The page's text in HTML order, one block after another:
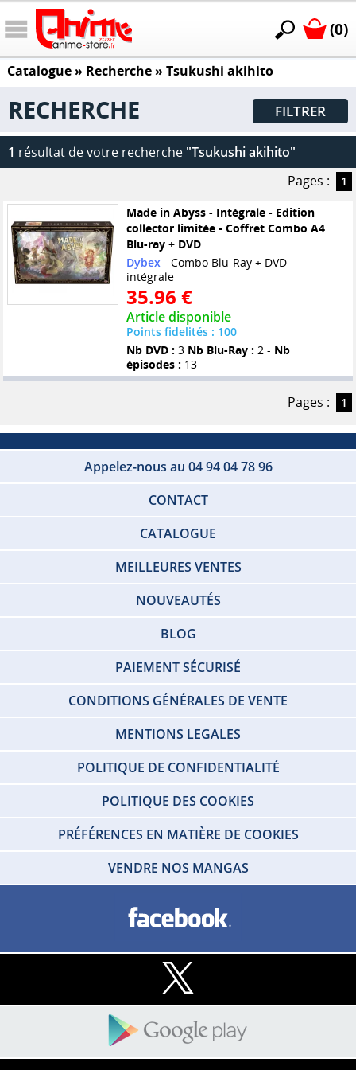
(0)
Catalogue» Recherche » Tsukushi akihito
RECHERCHE FILTRER
1 résultat de votre recherche "Tsukushi akihito"
Pages :
1
Made in Abyss - Intégrale - Edition
collector limitée - Coffret Combo A4
Blu-ray + DVD
Dybex- Combo Blu-Ray + DVD -
intégrale
35.96 €
Article disponible
Points fidelités : 100
Nb DVD : 3 Nb Blu-Ray : 2 - Nb
épisodes : 13
Pages : 1
Appelez-nous au 04 94 04 78 96
CONTACT
CATALOGUE
MEILLEURES VENTES
NOUVEAUTÉS
BLOG
PAIEMENT SÉCURISÉ
CONDITIONS GÉNÉRALES DE VENTE
MENTIONS LEGALES
POLITIQUE DE CONFIDENTIALITÉ
POLITIQUE DES COOKIES
PRÉFÉRENCES EN MATIÈRE DE COOKIES
VENDRE NOS MANGAS